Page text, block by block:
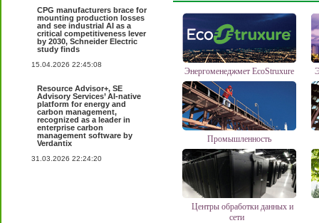
CPG manufacturers brace for
mounting production losses
and see industrial AI as a
critical competitiveness lever
by 2030, Schneider Electric
study finds
15.04.2026 22:45:08
Resource Advisor+, SE
Advisory Services’ AI-native
platform for energy and
carbon management,
recognized as a leader in
enterprise carbon
management software by
Verdantix
31.03.2026 22:24:20
Энергоменеджмет EcoStruxure
Промышленность
Центры обработки данных и
сети